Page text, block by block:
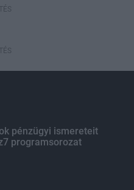
pénzügyi ismereteit
programsorozat